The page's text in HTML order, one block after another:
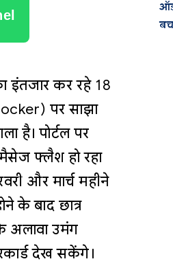
इंतजार कर रहे 18
पर साझा
है। पोर्टल पर
फ्लैश हो रहा
और मार्च महीने
के बाद छात्र
अलावा उमंग
देख सकेंगे।